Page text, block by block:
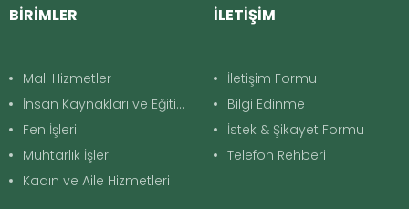
BİRİMLER
Mali Hizmetler
İnsan Kaynakları ve Eğitim
Fen İşleri
Muhtarlık İşleri
Kadın ve Aile Hizmetleri
İLETİŞİM
İletişim Formu
Bilgi Edinme
İstek & Şikayet Formu
Telefon Rehberi